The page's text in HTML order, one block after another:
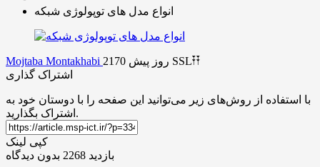
انواع مدل های توپولوژی شبکه
Mojtaba Montakhabi
SSL𐏒𐏒
اشتراک گذاری
با استفاده از روش‌های زیر می‌توانید این صفحه را با دوستان خود به
اشتراک بگذارید.
کپی لینک
بازدید 2268
بدون دیدگاه